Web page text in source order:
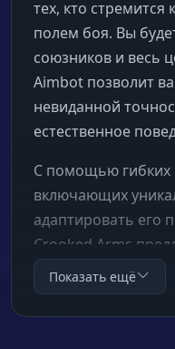
тех, кто
полем боя. Вы
союзников и весь
Aimbot позволит
невиданной
естественное
С помощью гибких
включающих
адаптировать его
Crooked Arms
инструмент для
сочетает в себе
высокий уровень
Показать ещё